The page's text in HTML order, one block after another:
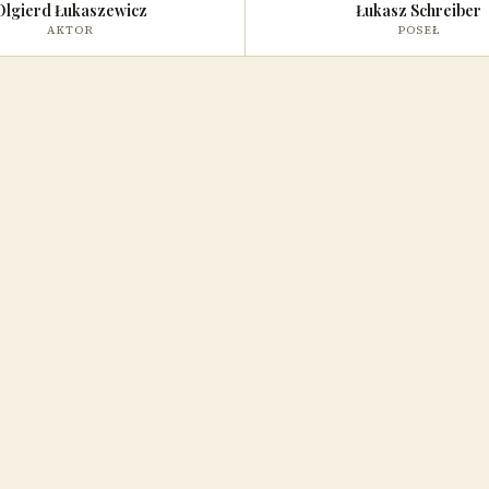
Łukaszewicz
AKTOR
Łukasz Schreiber
POSEŁ